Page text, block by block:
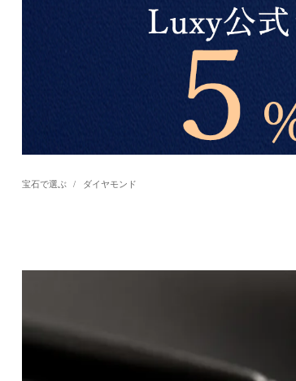
宝石で選ぶ / ダイヤモンド